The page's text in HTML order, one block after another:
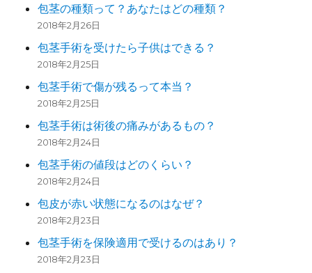
包茎の種類って？あなたはどの種類？
2018年2月26日
包茎手術を受けたら子供はできる？
2018年2月25日
包茎手術で傷が残るって本当？
2018年2月25日
包茎手術は術後の痛みがあるもの？
2018年2月24日
包茎手術の値段はどのくらい？
2018年2月24日
包皮が赤い状態になるのはなぜ？
2018年2月23日
包茎手術を保険適用で受けるのはあり？
2018年2月23日